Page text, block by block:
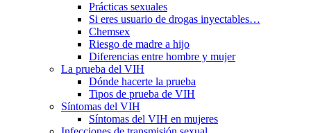
Prácticas sexuales
Si eres usuario de drogas inyectables…
Chemsex
Riesgo de madre a hijo
Diferencias entre hombre y mujer
La prueba del VIH
Dónde hacerte la prueba
Tipos de prueba de VIH
Síntomas del VIH
Síntomas del VIH en mujeres